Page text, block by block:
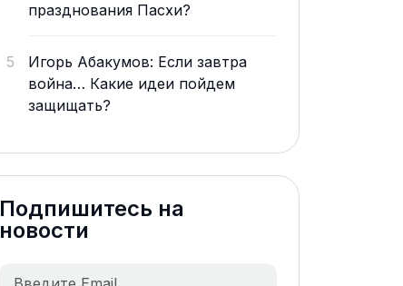
празднования Пасхи?
5
Игорь Абакумов: Если завтра
война… Какие идеи пойдем
защищать?
Подпишитесь на
новости